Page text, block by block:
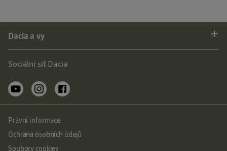
Dacia a vy
Sociální síť Dacia
Právní informace
Ochrana osobních údajů
Soubory cookies